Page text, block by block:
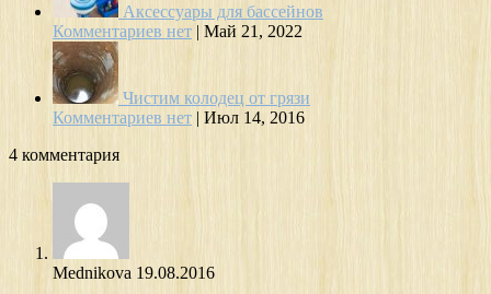
Аксессуары для бассейнов
Комментариев нет | Май 21, 2022
Чистим колодец от грязи
Комментариев нет | Июл 14, 2016
4 комментария
Mednikova 19.08.2016